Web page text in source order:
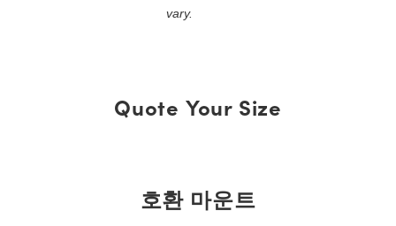
vary.
Quote Your Size
호환 마운트